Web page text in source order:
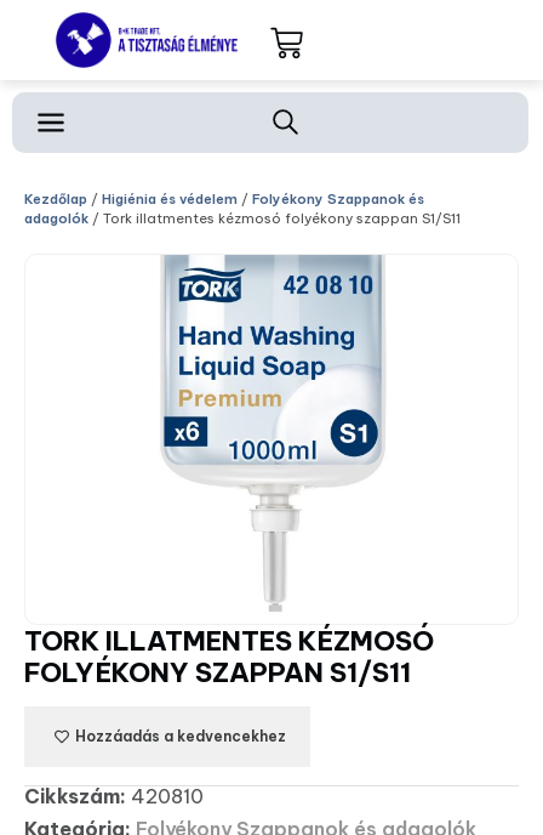
Kezdőlap / Higiénia és védelem / Folyékony Szappanok és
adagolók / Tork illatmentes kézmosó folyékony szappan S1/S11
TORK ILLATMENTES KÉZMOSÓ
FOLYÉKONY SZAPPAN S1/S11
Hozzáadás a kedvencekhez
Cikkszám: 420810
Kategória: Folyékony Szappanok és adagolók